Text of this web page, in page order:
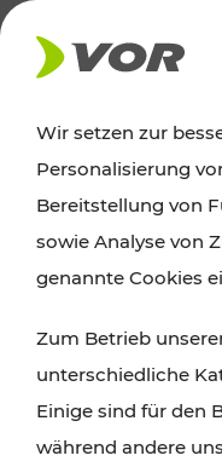
AKTUELLES
News
Alle wichtigen
finden Sie hier im
Wir setzen zur
Personalisierung
Bereitstellung von
sowie Analyse von
genannte Cookies
Zum Betrieb
unterschiedliche
Einige sind für den
während andere